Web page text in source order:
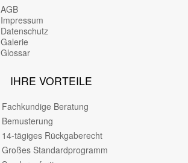
AGB
Impressum
Datenschutz
Galerie
Glossar
IHRE VORTEILE
Fachkundige Beratung
Bemusterung
14-tägiges Rückgaberecht
Großes Standardprogramm